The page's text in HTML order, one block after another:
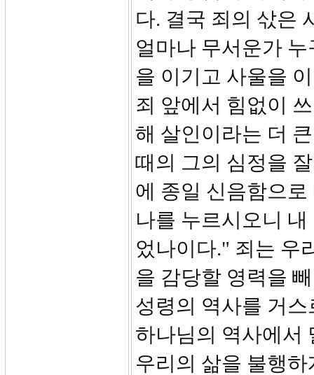
다. 결국 죄의 삯은
얼마나 무서운가
을 이기고 사울을
죄 앞에서 힘없이
해 살인이라는 더
때의 그의 심정을
에 종일 신음함으
나를 누르시오니
었나이다." 죄는 우
을 감당할 영력을
성령의 역사를 거
하나님의 역사에서
우리의 삶을 불행